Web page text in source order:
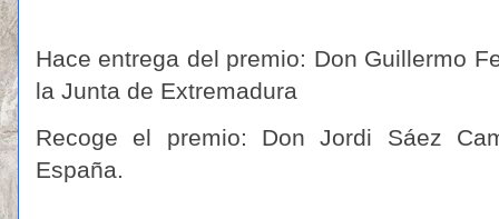
Hace entrega del premio: Don Guillermo
la Junta de Extremadura
Recoge el premio: Don Jordi Sáez
España.